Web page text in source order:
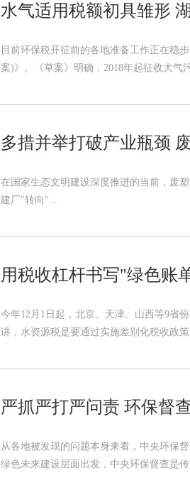
水气适用税额初具雏形
目前环保税开征前的各地准备工作正在稳
案)》。《草案》明确，2018年起征收大气
多措并举打破产业瓶颈
在国家生态文明建设深度推进的当前，废
建厂"转向"...
用税收杠杆书写"绿色账
今年12月1日起，北京、天津、山西等9省
讲，水资源税是要通过实施差别化税收政
严抓严打严问责 环保督
从各地被发现的问题本身来看，中央环保
绿色未来建设层面出发，中央环保督查是传